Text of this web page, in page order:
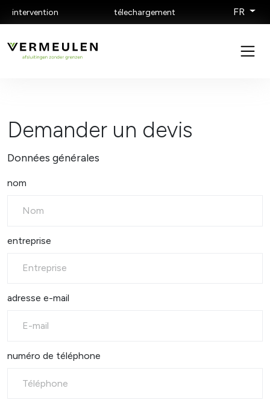
intervention télechargement FR
Demander un devis
Données générales
nom
entreprise
adresse e-mail
numéro de téléphone